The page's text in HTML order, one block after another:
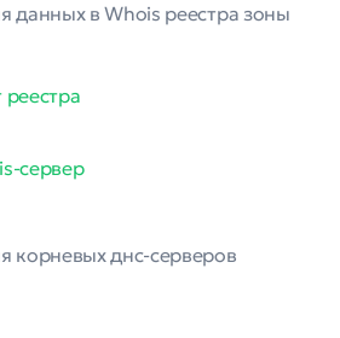
данных в Whois реестра зоны
сервер
корневых днс-серверов